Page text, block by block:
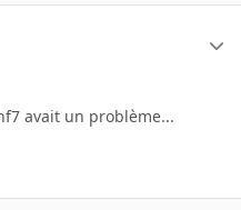
avait un problème...